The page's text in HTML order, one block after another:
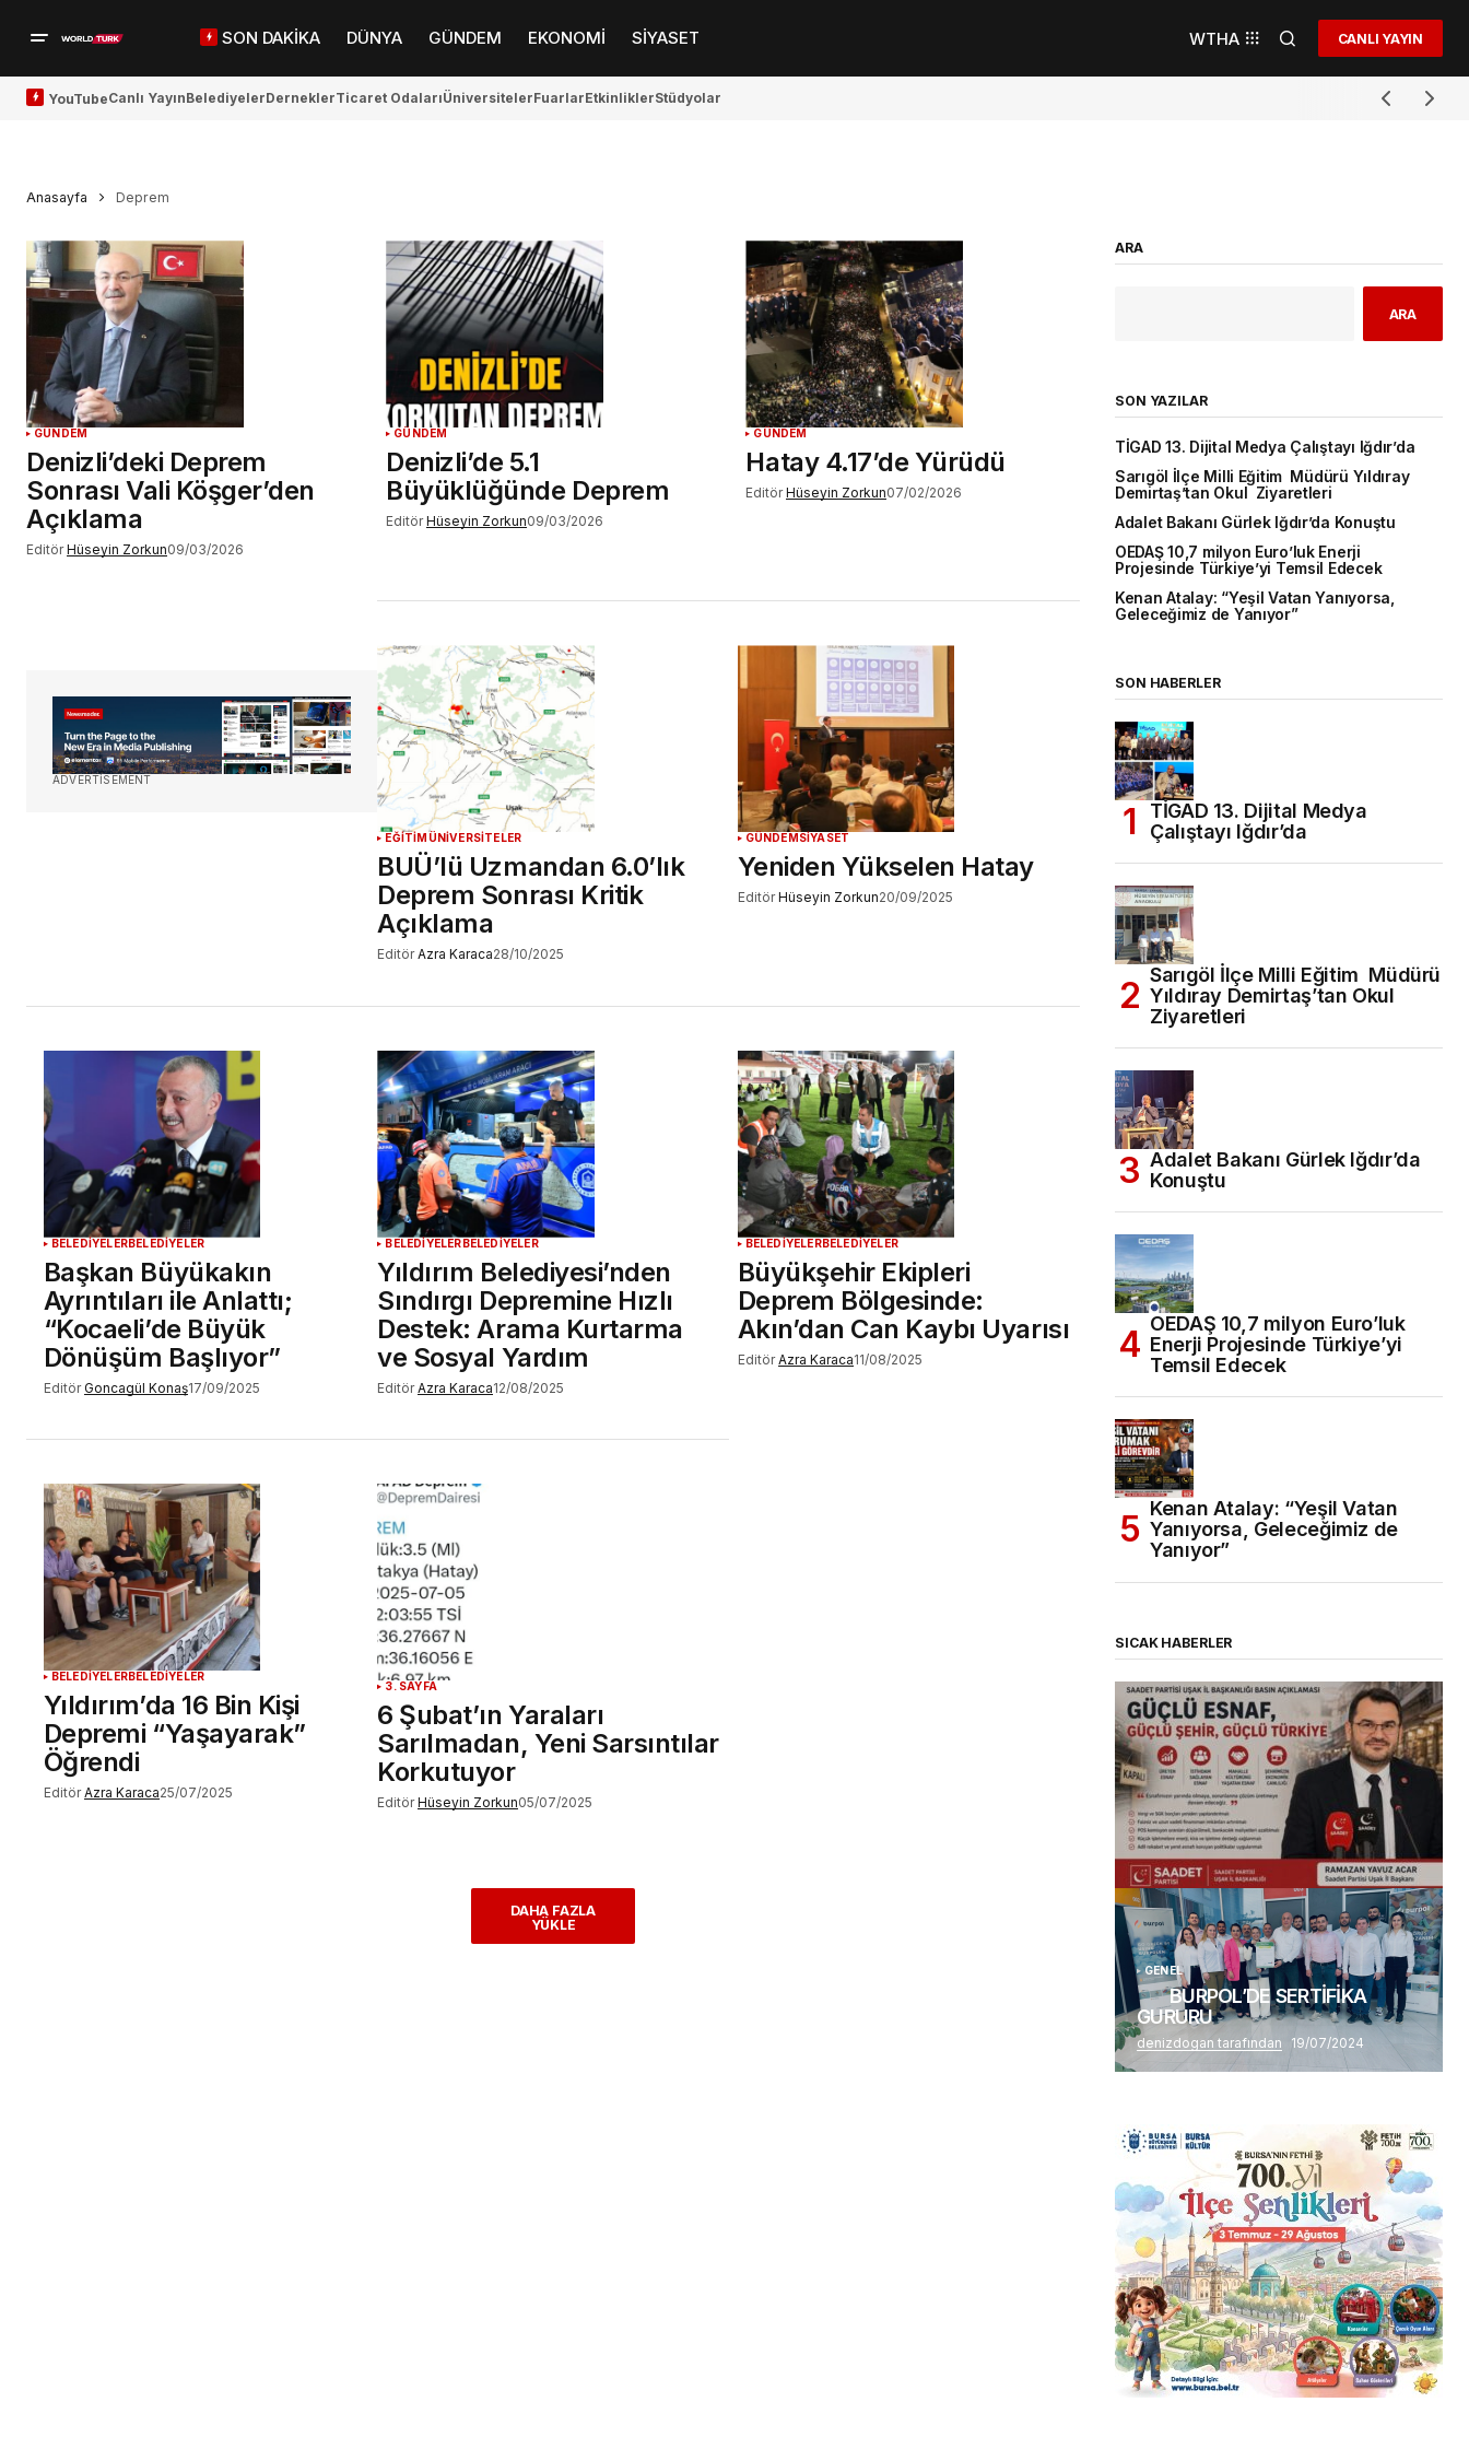
SON DAKİKA DÜNYA GÜNDEM EKONOMİ SİYASET WTHA CANLI YAYIN
YouTubeCanlı YayınBelediyelerDerneklerTicaret OdalarıÜniversitelerFuarlarEtkinliklerStüdyolar
Anasayfa Deprem
GÜNDEM
Denizli’deki Deprem
Sonrası Vali Köşger’den
Açıklama
Editör Hüseyin Zorkun09/03/2026
GÜNDEM
Denizli’de 5.1
Büyüklüğünde Deprem
Editör Hüseyin Zorkun09/03/2026
GÜNDEM
Hatay 4.17’de Yürüdü
Editör Hüseyin Zorkun07/02/2026
ADVERTISEMENT
EĞİTİM ÜNİVERSİTELER
BUÜ’lü Uzmandan 6.0’lık
Deprem Sonrası Kritik
Açıklama
Editör Azra Karaca28/10/2025
GÜNDEM SİYASET
Yeniden Yükselen Hatay
Editör Hüseyin Zorkun20/09/2025
BELEDİYELERBELEDİYELER
Başkan Büyükakın
Ayrıntıları ile Anlattı;
“Kocaeli’de Büyük
Dönüşüm Başlıyor”
Editör Goncagül Konaş17/09/2025
BELEDİYELERBELEDİYELER
Yıldırım Belediyesi’nden
Sındırgı Depremine Hızlı
Destek: Arama Kurtarma
ve Sosyal Yardım
Editör Azra Karaca12/08/2025
BELEDİYELERBELEDİYELER
Büyükşehir Ekipleri
Deprem Bölgesinde:
Akın’dan Can Kaybı Uyarısı
Editör Azra Karaca11/08/2025
BELEDİYELERBELEDİYELER
Yıldırım’da 16 Bin Kişi
Depremi “Yaşayarak”
Öğrendi
Editör Azra Karaca25/07/2025
3. SAYFA
6 Şubat’ın Yaraları
Sarılmadan, Yeni Sarsıntılar
Korkutuyor
Editör Hüseyin Zorkun05/07/2025
DAHA FAZLA
YÜKLE
ARA
ARA
SON YAZILAR
TİGAD 13. Dijital Medya Çalıştayı Iğdır’da
Sarıgöl İlçe Milli Eğitim Müdürü Yıldıray
Demirtaş’tan Okul Ziyaretleri
Adalet Bakanı Gürlek Iğdır’da Konuştu
OEDAŞ 10,7 milyon Euro’luk Enerji
Projesinde Türkiye’yi Temsil Edecek
Kenan Atalay: “Yeşil Vatan Yanıyorsa,
Geleceğimiz de Yanıyor”
SON HABERLER
TİGAD 13. Dijital Medya
Çalıştayı Iğdır’da
Sarıgöl İlçe Milli Eğitim Müdürü
Yıldıray Demirtaş’tan Okul
Ziyaretleri
Adalet Bakanı Gürlek Iğdır’da
Konuştu
OEDAŞ 10,7 milyon Euro’luk
Enerji Projesinde Türkiye’yi
Temsil Edecek
Kenan Atalay: “Yeşil Vatan
Yanıyorsa, Geleceğimiz de
Yanıyor”
SICAK HABERLER
(başlıksız)
Alaattin Karahan tarafından 14/07/2026
GENEL
BURPOL’DE SERTİFİKA
GURURU
denizdogan tarafından 19/07/2024